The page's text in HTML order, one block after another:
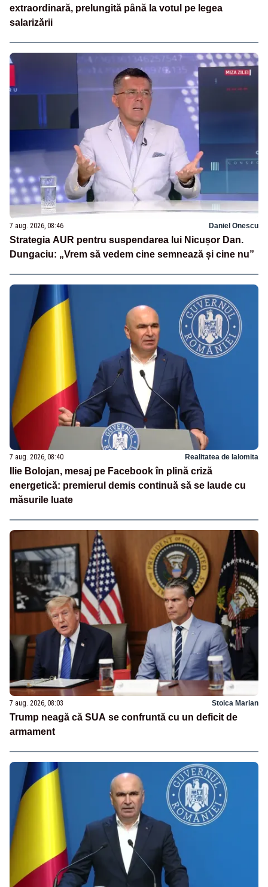
extraordinară, prelungită până la votul pe legea
salarizării
7 aug. 2026, 08:46 Daniel Onescu
Strategia AUR pentru suspendarea lui Nicușor Dan.
Dungaciu: „Vrem să vedem cine semnează și cine nu”
7 aug. 2026, 08:40 Realitatea de Ialomita
Ilie Bolojan, mesaj pe Facebook în plină criză
energetică: premierul demis continuă să se laude cu
măsurile luate
7 aug. 2026, 08:03 Stoica Marian
Trump neagă că SUA se confruntă cu un deficit de
armament